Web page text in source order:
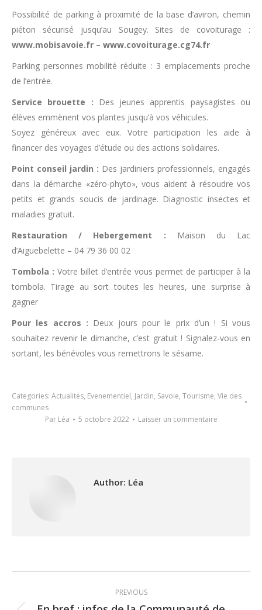
Possibilité de parking à proximité de la base d’aviron, chemin
piéton sécurisé jusqu’au Sougey. Sites de covoiturage :
www.mobisavoie.fr – www.covoiturage.cg74.fr
Parking personnes mobilité réduite : 3 emplacements proche
de l’entrée.
Service brouette : Des jeunes apprentis paysagistes ou
élèves emmènent vos plantes jusqu’à vos véhicules.
Soyez généreux avec eux. Votre participation les aide à
financer des voyages d’étude ou des actions solidaires.
Point conseil jardin : Des jardiniers professionnels, engagés
dans la démarche «zéro-phyto», vous aident à résoudre vos
petits et grands soucis de jardinage. Diagnostic insectes et
maladies gratuit.
Restauration / Hebergement : Maison du Lac
d’Aiguebelette – 04 79 36 00 02
Tombola : Votre billet d’entrée vous permet de participer à la
tombola. Tirage au sort toutes les heures, une surprise à
gagner
Pour les accros : Deux jours pour le prix d’un ! Si vous
souhaitez revenir le dimanche, c’est gratuit ! Signalez-vous en
sortant, les bénévoles vous remettrons le sésame.
Categories: Actualités, Evenementiel, Jardin, Savoie, Tourisme, Vie des
communes
Par Léa 5 octobre 2022 Laisser un commentaire
Author: Léa
PREVIOUS